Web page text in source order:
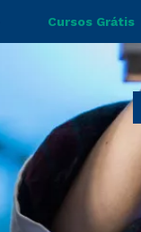
Cursos Grátis